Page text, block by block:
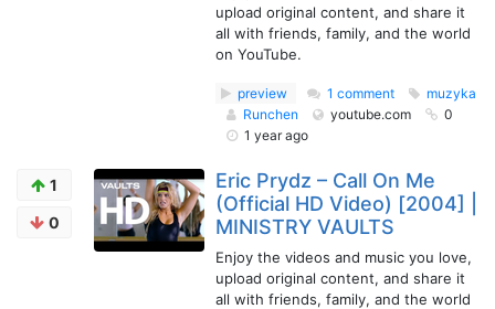
upload original content, and share it
all with friends, family, and the world
on YouTube.
preview 1 comment
muzyka
Runchen
youtube.com
0
1 year ago
1
0
Eric Prydz – Call On Me
(Official HD Video) [2004] |
MINISTRY VAULTS
Enjoy the videos and music you love,
upload original content, and share it
all with friends, family, and the world